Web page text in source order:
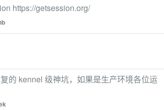
https://getsession.org/
的 kennel 级神坑，如果是生产环境各位运